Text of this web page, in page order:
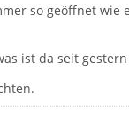
so geöffnet wie
ist da seit